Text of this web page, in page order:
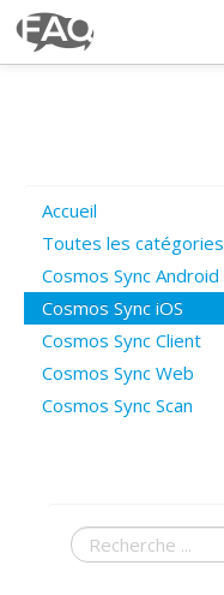
Poser une question
Questions ouvertes
Connexion
Accueil
Toutes les catégories
Cosmos Sync Android
Cosmos Sync iOS
Cosmos Sync Client
Cosmos Sync Web
Cosmos Sync Scan